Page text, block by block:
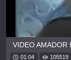
VIDEO AMADOR
01:04 105519